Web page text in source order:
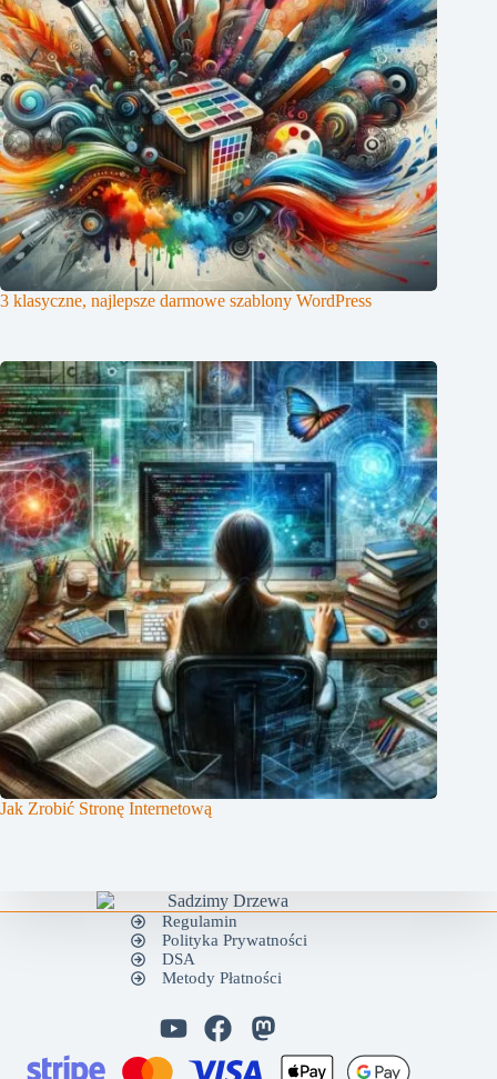
3 klasyczne, najlepsze darmowe szablony WordPress
Jak Zrobić Stronę Internetową
Regulamin
Polityka Prywatności
DSA
Metody Płatności